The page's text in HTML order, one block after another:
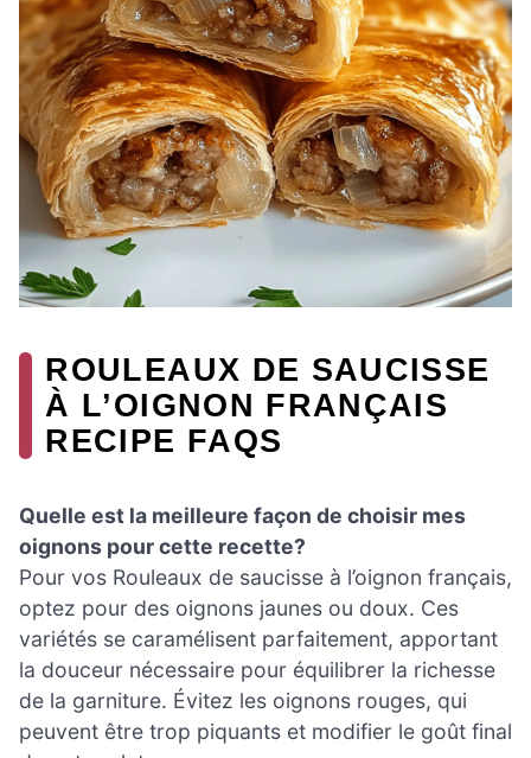
ROULEAUX DE SAUCISSE
À L’OIGNON FRANÇAIS
RECIPE FAQS
Quelle est la meilleure façon de choisir mes
oignons pour cette recette?
Pour vos Rouleaux de saucisse à l’oignon français,
optez pour des oignons jaunes ou doux. Ces
variétés se caramélisent parfaitement, apportant
la douceur nécessaire pour équilibrer la richesse
de la garniture. Évitez les oignons rouges, qui
peuvent être trop piquants et modifier le goût final